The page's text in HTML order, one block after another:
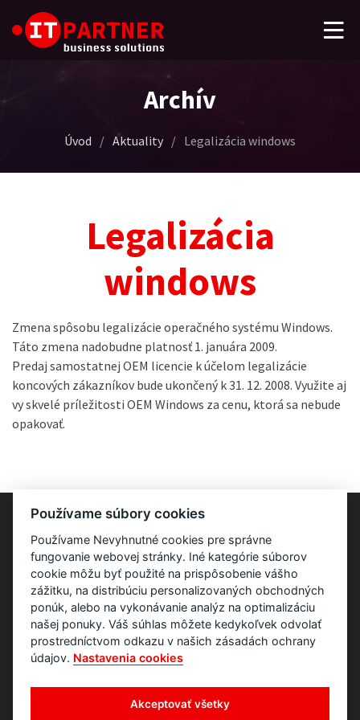
Archív
Úvod / Aktuality / Legalizácia windows
Legalizácia
windows
Zmena spôsobu legalizácie operačného systému Windows.
Táto zmena nadobudne platnosť 1. januára 2009.
Predaj samostatnej OEM licencie k účelom legalizácie
koncových zákazníkov bude ukončený k 31. 12. 2008. Využite aj
vy skvelé príležitosti OEM Windows za cenu, ktorá sa nebude
opakovať.
Používame súbory cookies
Používame Nevyhnutné cookies pre správne
fungovanie webovej stránky. Iné kategórie súborov
cookie môžu byť použité na prispôsobenie vášho
zážitku, na distribúciu personalizovaných obchodných
ponúk, alebo na vykonávanie analýz na optimalizáciu
našej ponuky. Váš súhlas môžete kedykoľvek odvolať
prostredníctvom odkazu v našich zásadách ochrany
údajov. Nastavenia cookies
Akceptovať všetky